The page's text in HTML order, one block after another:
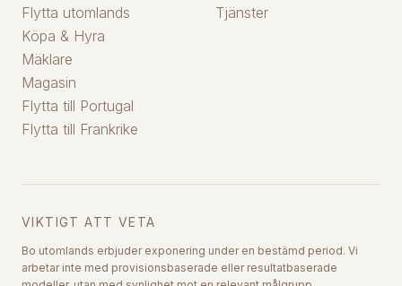
Flytta utomlands
Köpa & Hyra
Mäklare
Magasin
Flytta till Portugal
Flytta till Frankrike
Tjänster
VIKTIGT ATT VETA
Bo utomlands erbjuder exponering under en bestämd period. Vi
arbetar inte med provisionsbaserade eller resultatbaserade